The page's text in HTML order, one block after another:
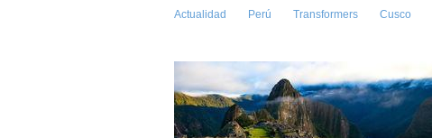
Actualidad Perú Transformers Cusco